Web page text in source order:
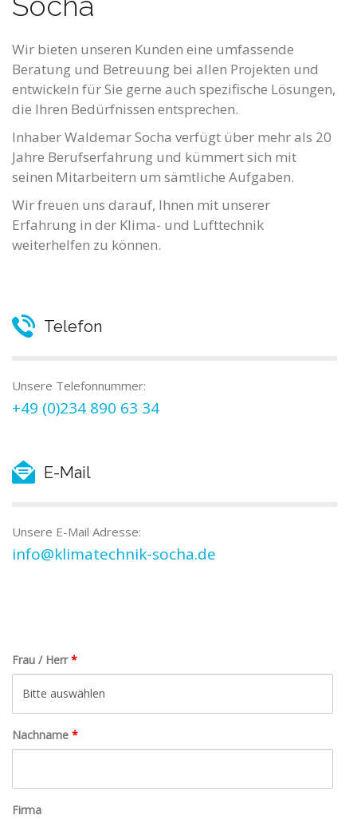
Wir bieten unseren Kunden eine umfassende
Beratung und Betreuung bei allen Projekten und
entwickeln für Sie gerne auch spezifische Lösungen,
die Ihren Bedürfnissen entsprechen.
Inhaber Waldemar Socha verfügt über mehr als 20
Jahre Berufserfahrung und kümmert sich mit
seinen Mitarbeitern um sämtliche Aufgaben.
Wir freuen uns darauf, Ihnen mit unserer
Erfahrung in der Klima- und Lufttechnik
weiterhelfen zu können.
Telefon
Unsere Telefonnummer:
+49 (0)234 890 63 34
E-Mail
Unsere E-Mail Adresse:
info@klimatechnik-socha.de
Frau / Herr*
Nachname *
Firma